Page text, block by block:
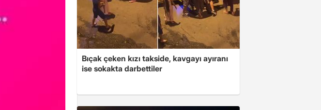
Bıçak çeken kızı takside, kavgayı ayıranı
ise sokakta darbettiler